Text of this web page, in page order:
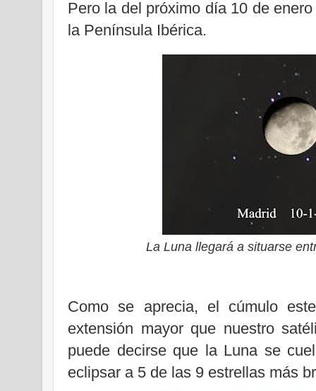
Pero la del próximo día 10 de
la Península Ibérica.
La Luna llegará a situarse
Como se aprecia, el cúmulo
extensión mayor que nuestro
puede decirse que la Luna se
eclipsar a 5 de las 9 estrellas más